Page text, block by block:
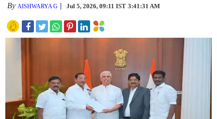
By AISHWARYA G Jul 5, 2026, 09:11 IST 3:41:31 AM